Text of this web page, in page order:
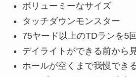
ボリューミーなサイズ
タッチダウンモンスター
75ヤード以上のTDランを5
デイライトができる前から
ホールが空くまで我慢でき